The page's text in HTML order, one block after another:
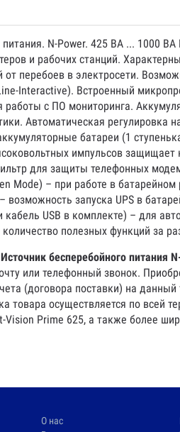
питания. N-Power. 425 ВА ...
и рабочих станций.
перебоев в электросети.
Interactive). Встроенный
с ПО мониторинга.
Автоматическая регулировка
батареи (1
импульсов
для защиты телефонных
Mode) – при работе в
возможность запуска UPS в
USB в комплекте) – для
полезных функций за
Источник бесперебойного питания
или телефонный звонок.
(договора поставки) на
товара осуществляется по
Vision Prime 625, а также более
О нас